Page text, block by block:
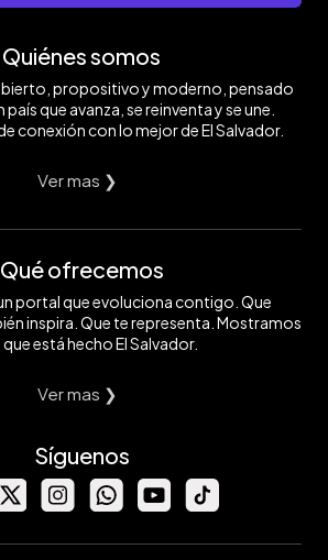
Quiénes somos
propositivo y moderno, pensado
país que avanza, se reinventa y se une.
conexión con lo mejor de El Salvador.
Ver mas ❯
Qué ofrecemos
portal que evoluciona contigo. Que
inspira. Que te representa. Mostramos
está hecho El Salvador.
Ver mas ❯
Síguenos